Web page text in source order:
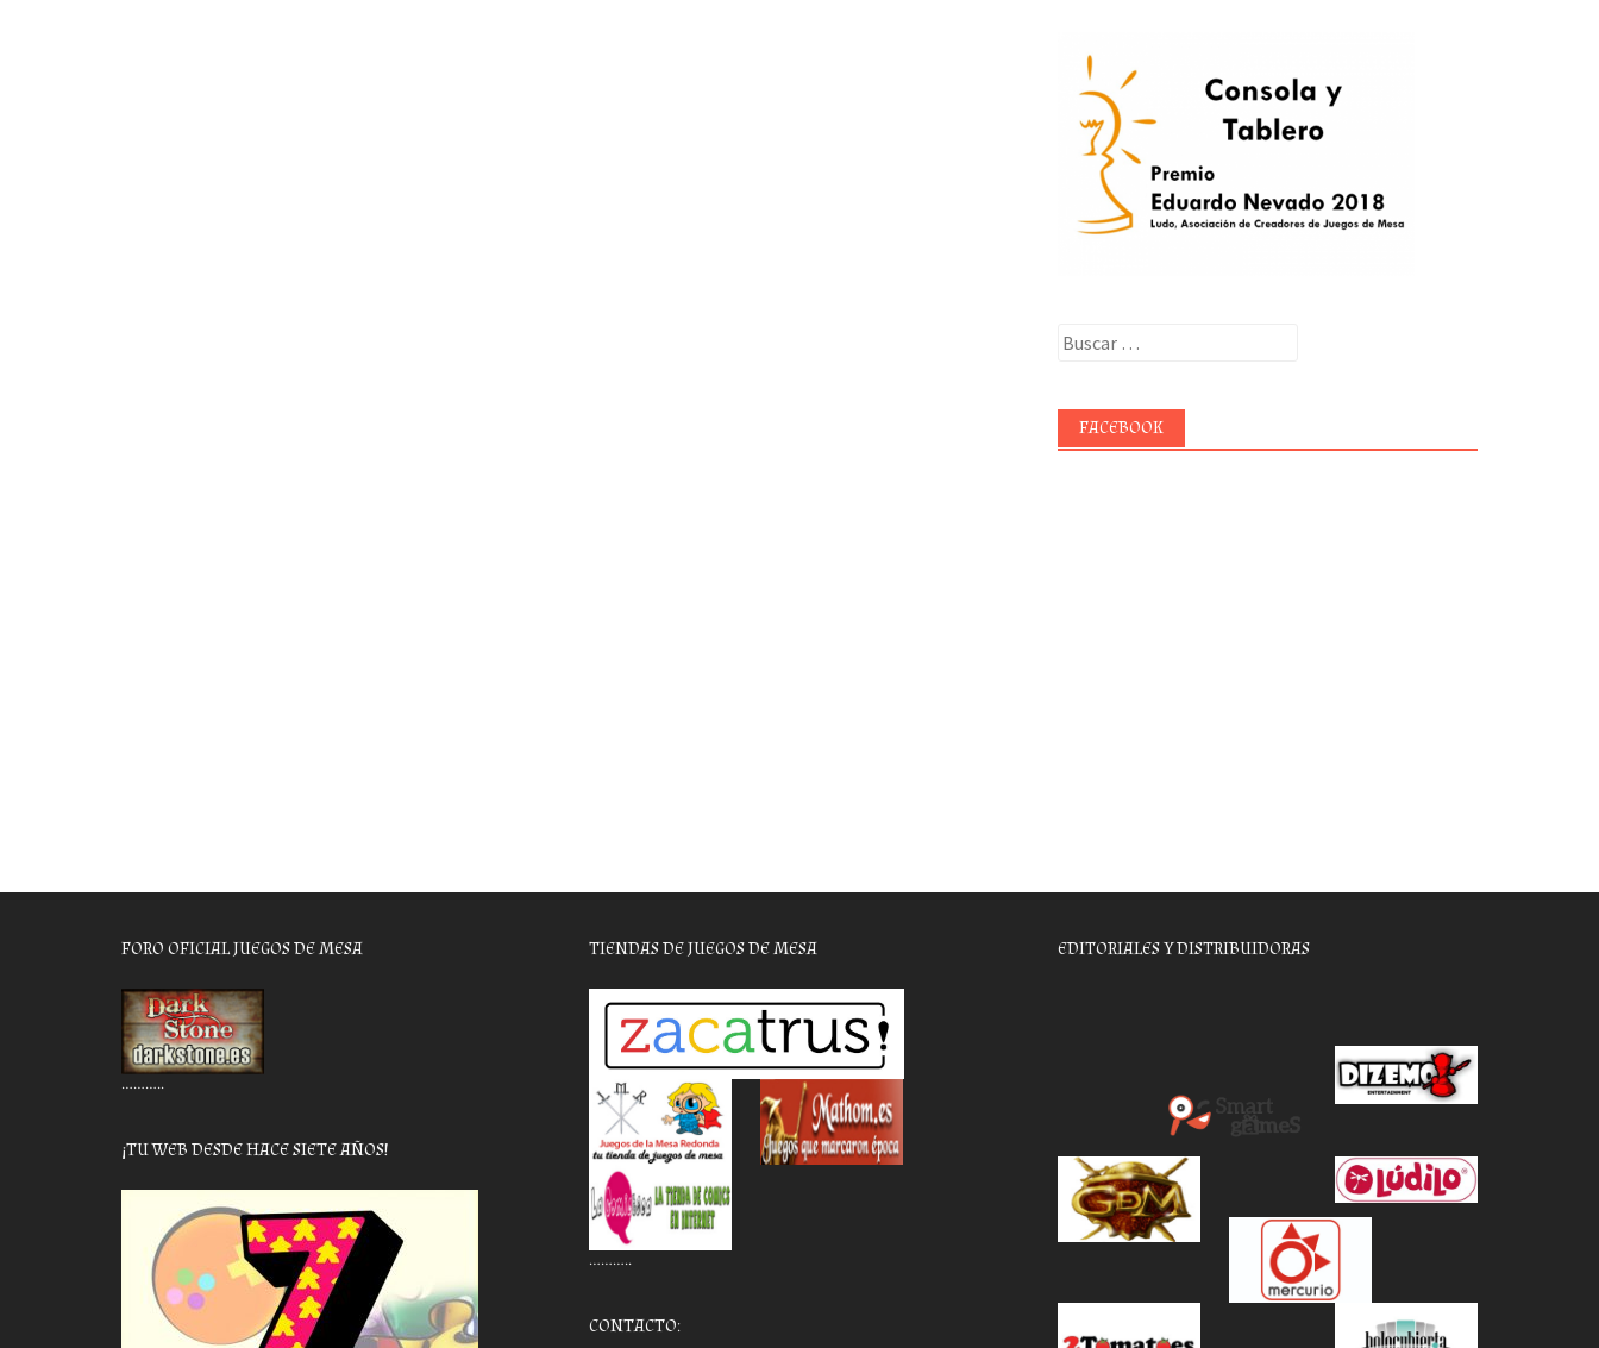
Buscar:
FACEBOOK
FORO OFICIAL JUEGOS DE MESA
………..
¡TU WEB DESDE HACE SIETE AÑOS!
TIENDAS DE JUEGOS DE MESA
………..
CONTACTO:
EDITORIALES Y DISTRIBUIDORAS